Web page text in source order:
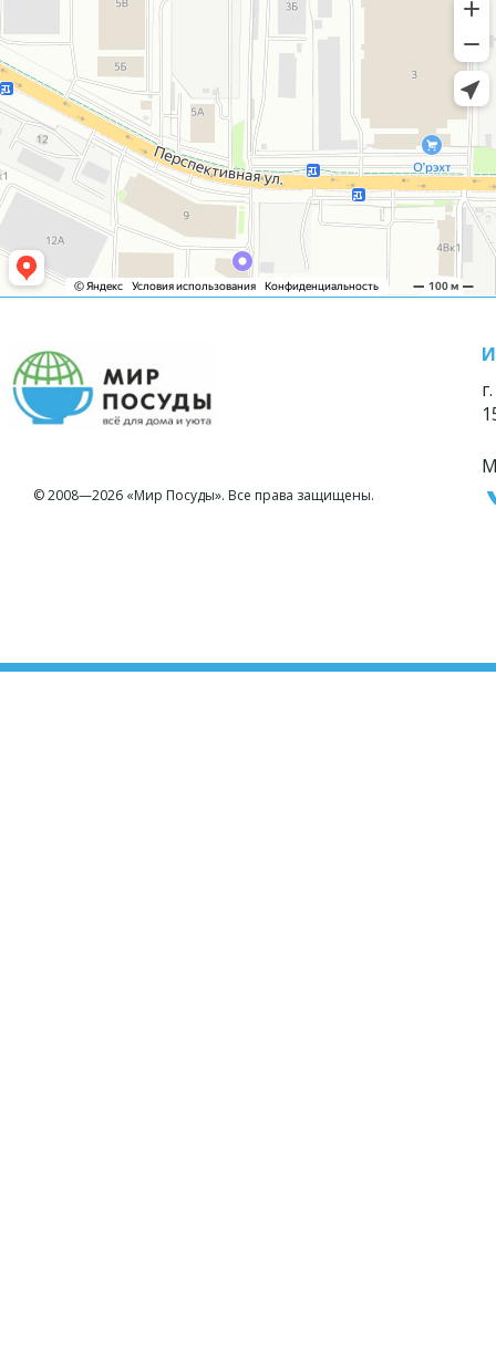
© 2008—2026 «Мир Посуды». Все права защищены.